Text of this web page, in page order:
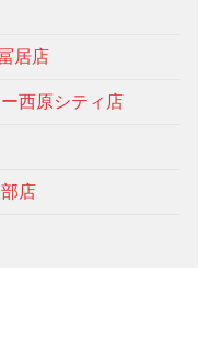
居店
西原シティ店
店